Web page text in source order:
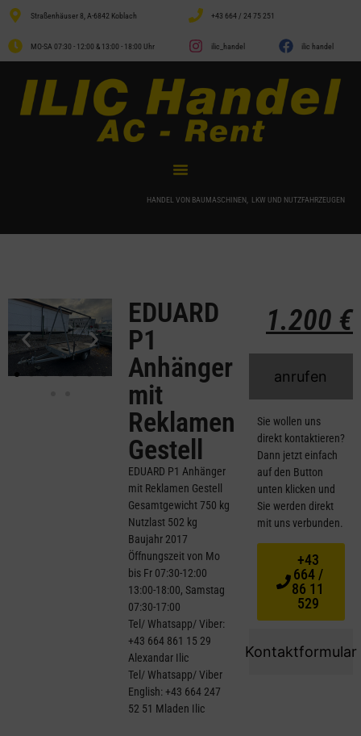
Straßenhäuser 8, A-6842 Koblach +43 664 / 24 75 251
MO-SA 07:30 - 12:00 & 13:00 - 18:00 Uhr ilic_handel ilic handel
HANDEL VON BAUMASCHINEN, LKW UND NUTZFAHRZEUGEN
EDUARD
P1
Anhänger
mit
Reklamen
Gestell
EDUARD P1 Anhänger
mit Reklamen Gestell
Gesamtgewicht 750 kg
Nutzlast 502 kg
Baujahr 2017
Öffnungszeit von Mo
bis Fr 07:30-12:00
13:00-18:00, Samstag
07:30-17:00
Tel/ Whatsapp/ Viber:
+43 664 861 15 29
Alexandar Ilic
Tel/ Whatsapp/ Viber
English: +43 664 247
52 51 Mladen Ilic
1.200 €
anrufen
Kontaktformular
Sie wollen uns
direkt kontaktieren?
Dann jetzt einfach
auf den Button
unten klicken und
Sie werden direkt
mit uns verbunden.
+43
664 /
86 11
529